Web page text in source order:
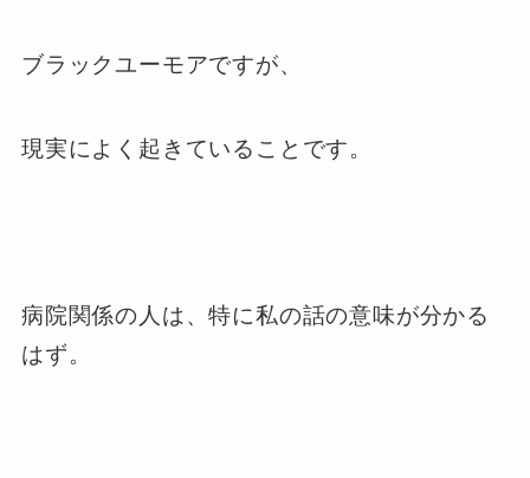
ブラックユーモアですが、
現実によく起きていることです。
病院関係の人は、特に私の話の意味が分かる
はず。